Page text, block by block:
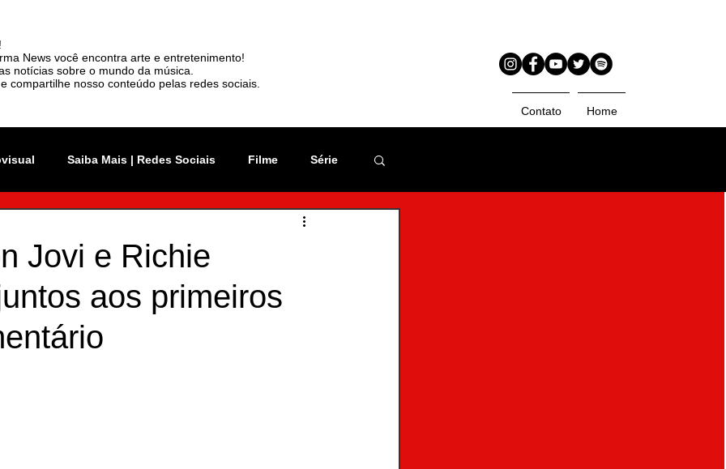
News você encontra arte e entretenimento!
notícias sobre o mundo da música.
compartilhe nosso conteúdo pelas redes sociais.
Contato Home
Saiba Mais | Redes Sociais Filme Série
News Viralizou
Jovi e Richie
aos primeiros